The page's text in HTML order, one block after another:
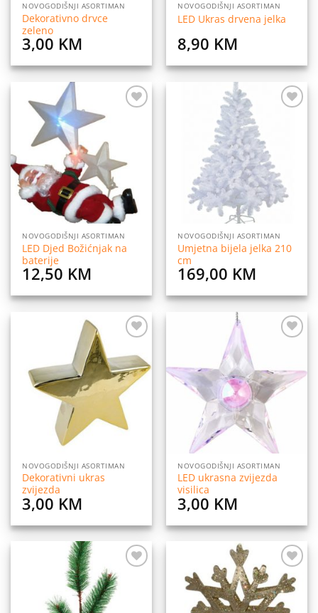
NOVOGODIŠNJI ASORTIMAN
Dekorativno drvce
zeleno
3,00 KM
NOVOGODIŠNJI ASORTIMAN
LED Ukras drvena jelka
8,90 KM
NOVOGODIŠNJI ASORTIMAN
LED Djed Božićnjak na
baterije
12,50 KM
NOVOGODIŠNJI ASORTIMAN
Umjetna bijela jelka 210
cm
169,00 KM
na
listu
želja
NOVOGODIŠNJI ASORTIMAN
Dekorativni ukras
zvijezda
3,00 KM
želja
NOVOGODIŠNJI ASORTIMAN
LED ukrasna zvijezda
visilica
3,00 KM
Dodaj
na
listu
želja